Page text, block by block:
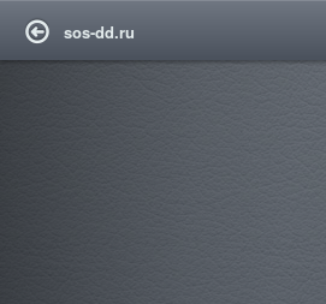
sos-dd.ru